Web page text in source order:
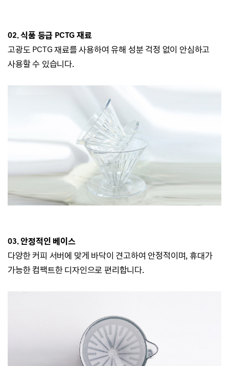
02. 식품 등급 PCTG 재료
고광도 PCTG 재료를 사용하여유해 성분 걱정 없이 안심하고
사용할 수 있습니다.
03. 안정적인 베이스
다양한 커피 서버에 맞게 바닥이 견고하여 안정적이며, 휴대가
가능한 컴팩트한 디자인으로 편리합니다.